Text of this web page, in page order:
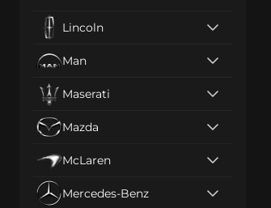
Lincoln
Man
Maserati
Mazda
McLaren
Mercedes-Benz